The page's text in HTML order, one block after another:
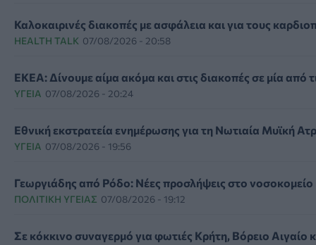
Καλοκαιρινές διακοπές με ασφάλεια και για τους
HEALTH TALK 07/08/2026 - 20:58
ΕΚΕΑ: Δίνουμε αίμα ακόμα και στις διακοπές σε μία από
ΥΓΕΊΑ 07/08/2026 - 20:24
Εθνική εκστρατεία ενημέρωσης για τη Νωτιαία Μυϊκή
ΥΓΕΊΑ 07/08/2026 - 19:56
Γεωργιάδης από Ρόδο: Νέες προσλήψεις στο
ΠΟΛΙΤΙΚΉ ΥΓΕΊΑΣ 07/08/2026 - 19:12
Σε κόκκινο συναγερμό για φωτιές Κρήτη, Βόρειο